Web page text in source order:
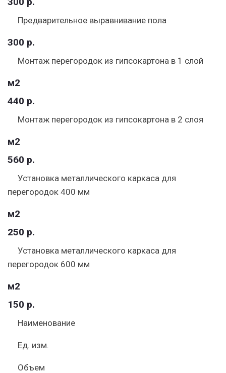
Предварительное выравнивание пола
300 р.
Монтаж перегородок из гипсокартона в 1 слой
м2
440 р.
Монтаж перегородок из гипсокартона в 2 слоя
м2
560 р.
Установка металлического каркаса для
перегородок 400 мм
м2
250 р.
Установка металлического каркаса для
перегородок 600 мм
м2
150 р.
Наименование
Ед. изм.
Объем